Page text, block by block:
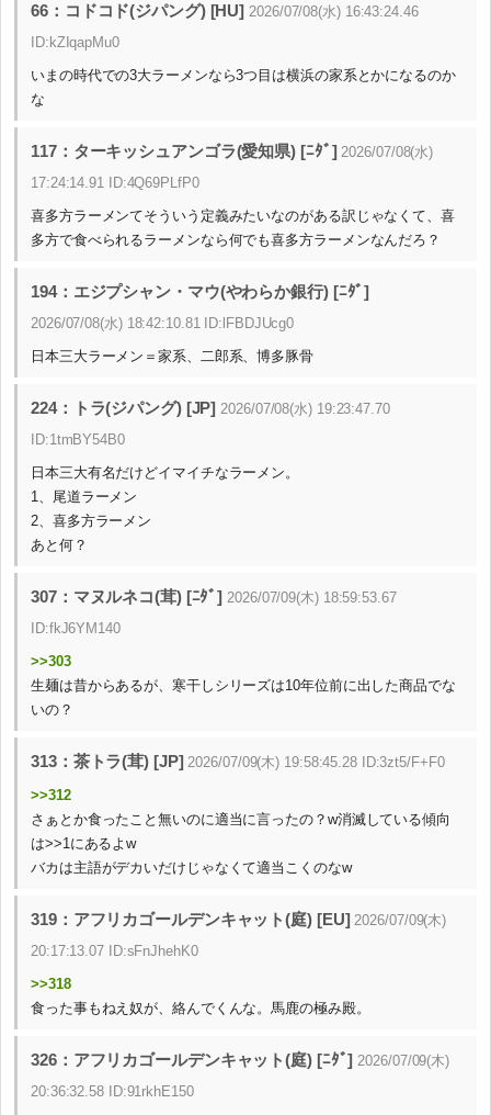
66：コドコド(ジパング) [HU] 2026/07/08(水) 16:43:24.46
ID:kZIqapMu0
いまの時代での3大ラーメンなら3つ目は横浜の家系とかになるのか
な
117：ターキッシュアンゴラ(愛知県) [ﾆﾀﾞ] 2026/07/08(水)
17:24:14.91 ID:4Q69PLfP0
喜多方ラーメンてそういう定義みたいなのがある訳じゃなくて、喜
多方で食べられるラーメンなら何でも喜多方ラーメンなんだろ？
194：エジプシャン・マウ(やわらか銀行) [ﾆﾀﾞ]
2026/07/08(水) 18:42:10.81 ID:lFBDJUcg0
日本三大ラーメン＝家系、二郎系、博多豚骨
224：トラ(ジパング) [JP] 2026/07/08(水) 19:23:47.70
ID:1tmBY54B0
日本三大有名だけどイマイチなラーメン。
1、尾道ラーメン
2、喜多方ラーメン
あと何？
307：マヌルネコ(茸) [ﾆﾀﾞ] 2026/07/09(木) 18:59:53.67
ID:fkJ6YM140
>>303
生麺は昔からあるが、寒干しシリーズは10年位前に出した商品でな
いの？
313：茶トラ(茸) [JP] 2026/07/09(木) 19:58:45.28 ID:3zt5/F+F0
>>312
さぁとか食ったこと無いのに適当に言ったの？w消滅している傾向
は>>1にあるよw
バカは主語がデカいだけじゃなくて適当こくのなw
319：アフリカゴールデンキャット(庭) [EU] 2026/07/09(木)
20:17:13.07 ID:sFnJhehK0
>>318
食った事もねえ奴が、絡んでくんな。馬鹿の極み殿。
326：アフリカゴールデンキャット(庭) [ﾆﾀﾞ] 2026/07/09(木)
20:36:32.58 ID:91rkhE150